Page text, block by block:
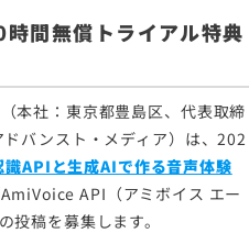
間無償トライアル特典
本社：東京都豊島区、代表取締
バンスト・メディア）は、202
識APIと生成AIで作る音声体験
API（アミボイス エー
投稿を募集します。